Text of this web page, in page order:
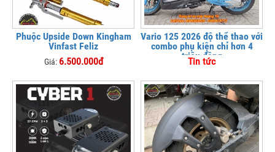
Phuộc Upside Down Kingham
Vinfast Feliz
Giá: 6.500.000đ
Vario 125 2026 độ thể thao với
combo phụ kiện chỉ hơn 4
triệu đồng
Tin tức